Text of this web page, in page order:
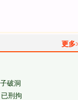
更多
破洞
刑拘